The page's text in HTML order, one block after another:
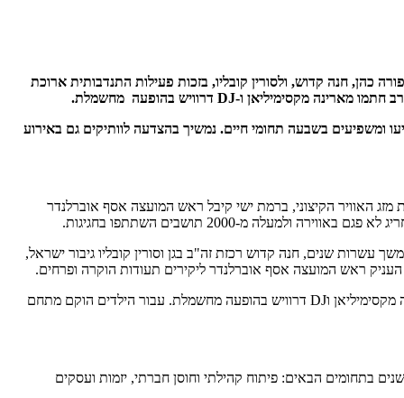
ישי הוענק לציפורה כהן, חנה קדוש, ולסורין קובליו, בזכות פעילות התנדבותית ארוכת
חתמו מארינה מקסימיליאן ו-DJ דרוויש בהופעה מחשמלת.
שהשפיעו ומשפיעים בשבעה תחומי חיים. נמשיך בהצדעה לוותיקים גם באירוע
האוויר הקיצוני, ברמת ישי קיבל ראש המועצה אסף אוברלנדר
מ-2000 תושבים השתתפו בחגיגות.
הקהילה במשך עשרות שנים, חנה קדוש רכזת זה"ב בגן וסורין קובליו גיבור ישראל,
ראש המועצה אסף אוברלנדר ליקירים תעודות הוקרה ופרחים.
במהלך הערב הופיעו הכישרונות המקומיים- רקדניות ורקדנים מחוגי המרכז הקהילתי ומסטודיו תניס, וקטעי שירה ונגינה. לאחריהם עלו על הבמה מארינה מקסימיליאן וDJ דרוויש בהופעה מחשמלת. עבור הילדים הוקם מתחם
בתחומים הבאים: פיתוח קהילתי וחוסן חברתי, יזמות ועסקים